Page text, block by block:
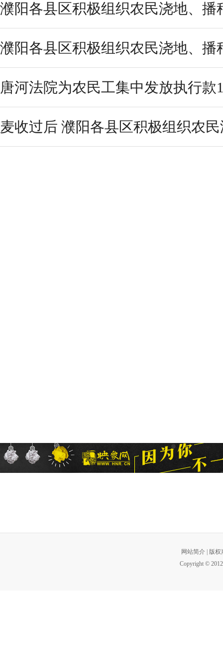
濮阳各县区积极组织农民浇地、播
濮阳各县区积极组织农民浇地、播
唐河法院为农民工集中发放执行款
麦收过后 濮阳各县区积极组织农
网站简介
版权
Copyright ©